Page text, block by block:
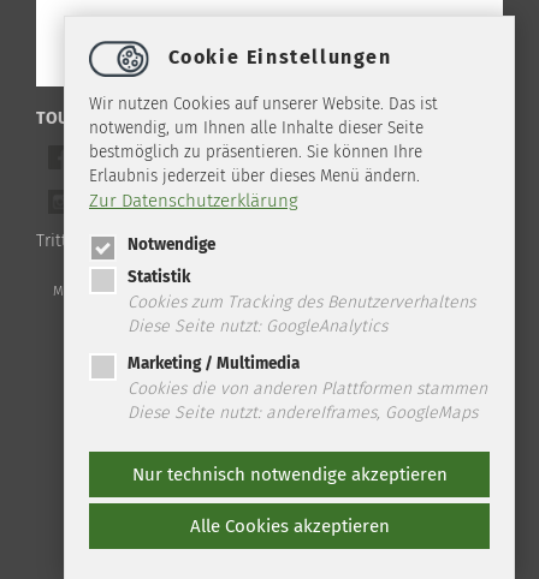
TOURIST-INFO ILSENBURG IM NETZ
Werde ein Freund auf Facebook
Folge uns auf Instagram
Tritt unserem WhatsApp Channel bei!
Telefon: +49 (0) 39 45 2 / 19 4 33 | Fax: +49 (0) 39 45 2 / 99 0 67 | E-
Mail:
info@ ilsenburg.de | Datenschutz | Sitemap
Cookie Einstellungen
Wir nutzen Cookies auf unserer Website. Das ist
notwendig, um Ihnen alle Inhalte dieser Seite
bestmöglich zu präsentieren. Sie können Ihre
Erlaubnis jederzeit über dieses Menü ändern.
Zur Datenschutzerklärung
Notwendige
Statistik
Cookies zum Tracking des Benutzerverhaltens
Diese Seite nutzt: GoogleAnalytics
Marketing / Multimedia
Cookies die von anderen Plattformen stammen
Diese Seite nutzt: andereIframes, GoogleMaps
Nur technisch notwendige akzeptieren
Alle Cookies akzeptieren